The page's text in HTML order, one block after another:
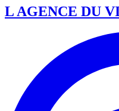
L AGENCE DU